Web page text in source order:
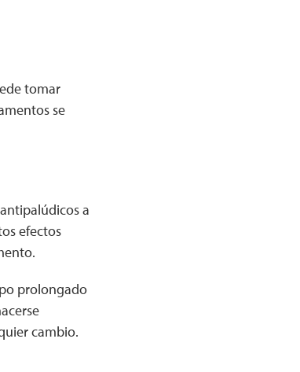
tomar
se
a
efectos
prolongado
cambio.